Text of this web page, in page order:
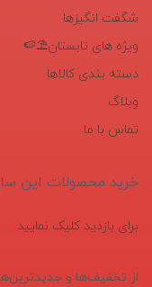
شگفت انگیزها
ویژه های تابستان⛱️🍉
دسته بندی کالاها
وبلاگ
تماس با ما
خرید محصولات این
برای بازدید کلیک نمایید
از تخفیف‌ها و